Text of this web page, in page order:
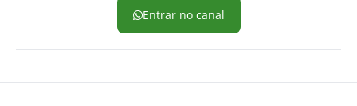
Entrar no canal